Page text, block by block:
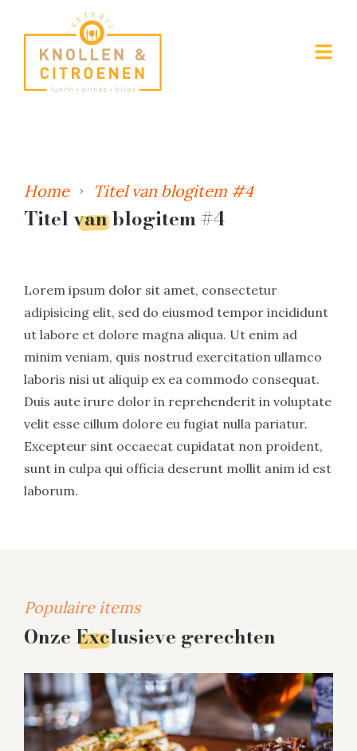
Home Titel van blogitem #4
Titel van blogitem #4
Lorem ipsum dolor sit amet, consectetur
adipisicing elit, sed do eiusmod tempor incididunt
ut labore et dolore magna aliqua. Ut enim ad
minim veniam, quis nostrud exercitation ullamco
laboris nisi ut aliquip ex ea commodo consequat.
Duis aute irure dolor in reprehenderit in voluptate
velit esse cillum dolore eu fugiat nulla pariatur.
Excepteur sint occaecat cupidatat non proident,
sunt in culpa qui officia deserunt mollit anim id est
laborum.
Populaire items
Onze Exclusieve gerechten